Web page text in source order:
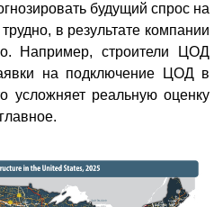
будущий спрос на
в результате компании
Например, строители ЦОД
на подключение ЦОД в
усложняет реальную оценку